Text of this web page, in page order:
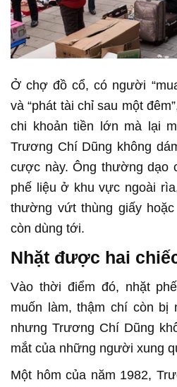
Ở chợ đồ cổ, có người
và “phát tài chỉ sau một
chi khoản tiền lớn mà lại
Trương Chí Dũng không
cược này. Ông thường dạo
phế liệu ở khu vực ngoài
thường vứt thùng giấy
còn dùng tới.
Nhặt được hai
Vào thời điểm đó, nhặt
muốn làm, thậm chí còn bị
nhưng Trương Chí Dũng
mắt của những người xung
Một hôm của năm 1982,